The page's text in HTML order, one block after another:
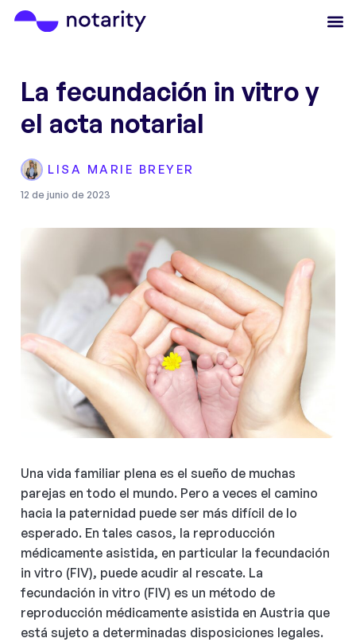
La fecundación in vitro y
el acta notarial
LISA MARIE BREYER
12 de junio de 2023
Una vida familiar plena es el sueño de muchas
parejas en todo el mundo. Pero a veces el camino
hacia la paternidad puede ser más difícil de lo
esperado. En tales casos, la reproducción
médicamente asistida, en particular la fecundación
in vitro (FIV), puede acudir al rescate. La
fecundación in vitro (FIV) es un método de
reproducción médicamente asistida en Austria que
está sujeto a determinadas disposiciones legales.